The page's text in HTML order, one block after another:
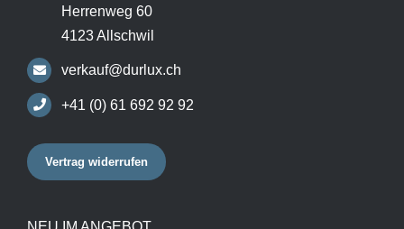
Herrenweg 60
4123 Allschwil
verkauf@durlux.ch
+41 (0) 61 692 92 92
Vertrag widerrufen